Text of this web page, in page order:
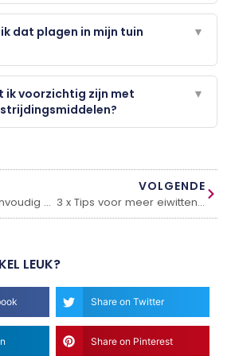
dat plagen in mijn tuin
▼
ik voorzichtig zijn met
▼
Zo verhoog je eenvoudig de waarde van je woning
VOLGENDE
3 x Tips voor meer eiwitten eten
LEUK?
Share on Twitter
Share on Pinterest